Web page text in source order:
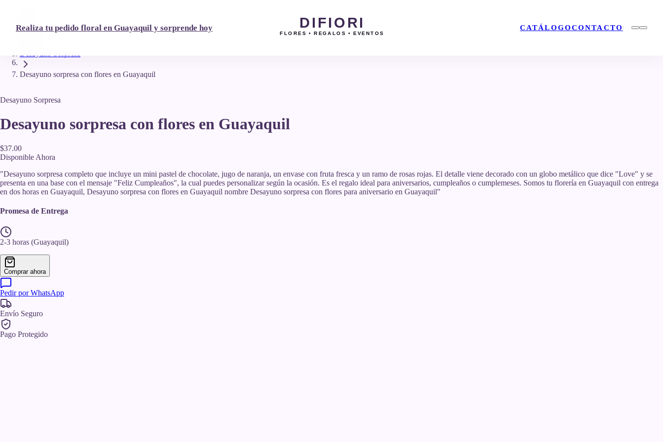
Realiza tu pedido floral en Guayaquil y sorprende hoy DIFIORI
FLORES • REGALOS • EVENTOS
CATÁLOGOCONTACTO
Catálogo
Desayuno sorpresa con flores en Guayaquil
Desayuno Sorpresa
Desayuno sorpresa con flores en Guayaquil
$37.00
Disponible Ahora
"Desayuno sorpresa completo que incluye un mini pastel de chocolate, jugo de naranja, un envase con fruta fresca y un ramo de rosas rojas. El detalle viene decorado con un globo metálico que dice "Love" y se
presenta en una base con el mensaje "Feliz Cumpleaños", la cual puedes personalizar según la ocasión. Es el regalo ideal para aniversarios, cumpleaños o cumplemeses. Somos tu florería en Guayaquil con entrega
en dos horas en Guayaquil, Desayuno sorpresa con flores en Guayaquil nombre Desayuno sorpresa con flores para aniversario en Guayaquil"
Promesa de Entrega
2-3 horas (Guayaquil)
Comprar ahora
Pedir por WhatsApp
Envío Seguro
Pago Protegido